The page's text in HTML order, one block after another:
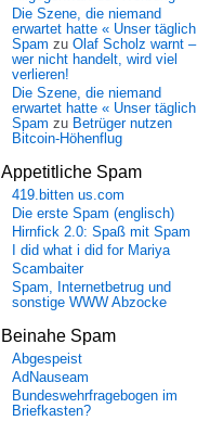
Die Szene, die niemand
erwartet hatte « Unser täglich
Spam zu Olaf Scholz warnt –
wer nicht handelt, wird viel
verlieren!
Die Szene, die niemand
erwartet hatte « Unser täglich
Spam zu Betrüger nutzen
Bitcoin-Höhenflug
Appetitliche Spam
419.bitten us.com
Die erste Spam (englisch)
Hirnfick 2.0: Spaß mit Spam
I did what i did for Mariya
Scambaiter
Spam, Internetbetrug und
sonstige WWW Abzocke
Beinahe Spam
Abgespeist
AdNauseam
Bundeswehrfragebogen im
Briefkasten?